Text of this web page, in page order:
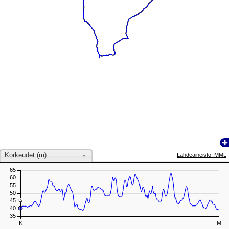
Lähdeaineisto: MML
Korkeudet (m)
K M
35
40
45
50
55
60
65
ts
ts